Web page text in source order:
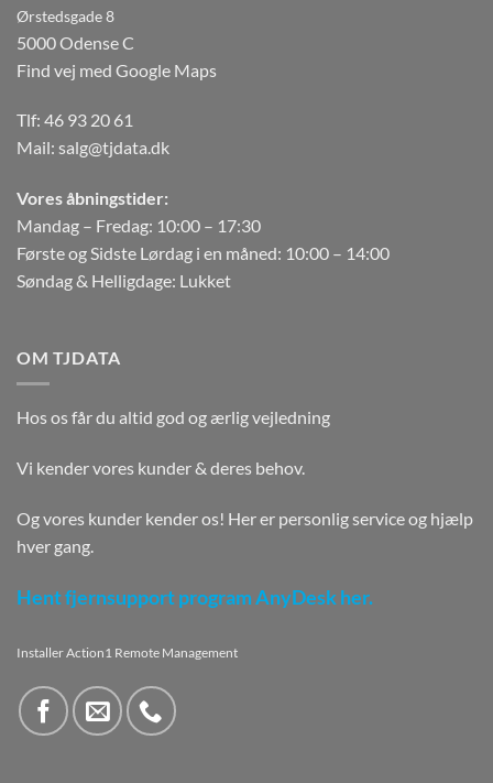
Ørstedsgade 8
5000 Odense C
Find vej med Google Maps
Tlf: 46 93 20 61
Mail: salg@tjdata.dk
Vores åbningstider:
Mandag – Fredag: 10:00 – 17:30
Første og Sidste Lørdag i en måned: 10:00 – 14:00
Søndag & Helligdage: Lukket
OM TJDATA
Hos os får du altid god og ærlig vejledning
Vi kender vores kunder & deres behov.
Og vores kunder kender os! Her er personlig service og hjælp
hver gang.
Hent fjernsupport program AnyDesk her.
Installer Action1 Remote Management